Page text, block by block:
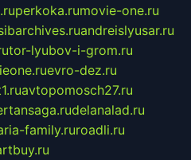
perkoka.rumovie-one.ru
andreislyusar.ru
tor-lyubov-i-grom.ru
evro-dez.ru
avtopomosch27.ru
delanalad.ru
family.ruroadli.ru